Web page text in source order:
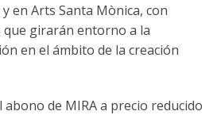
en Arts Santa Mònica, con
girarán entorno a la
en el ámbito de la creación
de MIRA a precio reducido